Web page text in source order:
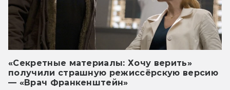
«Секретные материалы: Хочу верить»
получили страшную режиссёрскую версию
— «Врач Франкенштейн»